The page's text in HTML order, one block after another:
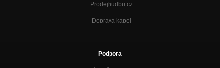
Prodejhudbu.cz
Doprava kapel
Podpora